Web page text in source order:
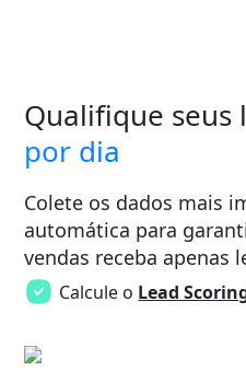
Qualifique seus
por dia
Colete os dados mais
automática para
vendas receba apenas
Calcule o Lead